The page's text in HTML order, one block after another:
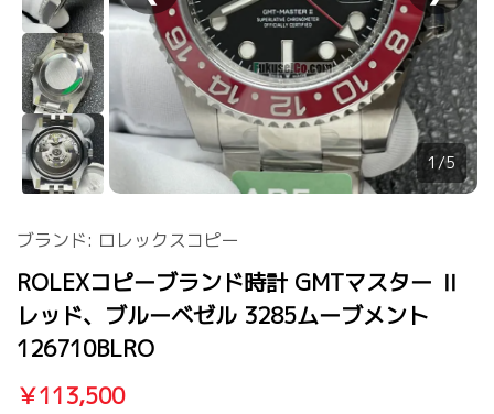
1/5
ブランド: ロレックスコピー
ROLEXコピーブランド時計 GMTマスター Ⅱ
レッド、ブルーベゼル 3285ムーブメント
126710BLRO
￥113,500